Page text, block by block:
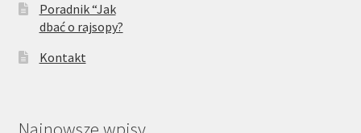
Poradnik “Jak
dbać o rajsopy?
Kontakt